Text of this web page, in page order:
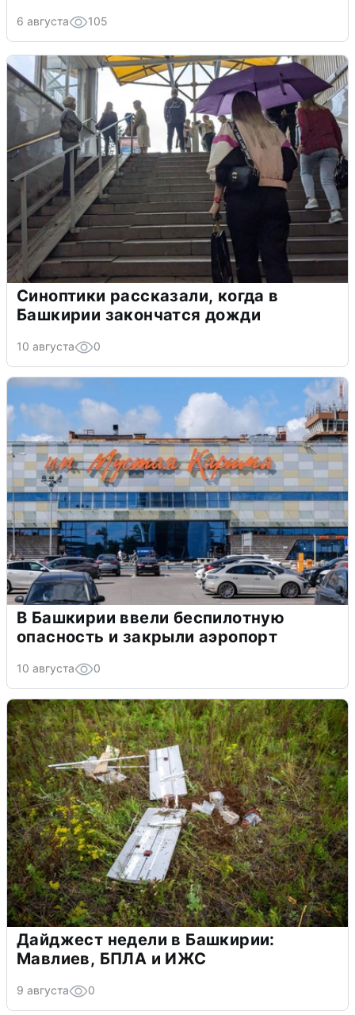
6 августа 105
Синоптики рассказали, когда в
Башкирии закончатся дожди
10 августа 0
В Башкирии ввели беспилотную
опасность и закрыли аэропорт
10 августа 0
Дайджест недели в Башкирии:
Мавлиев, БПЛА и ИЖС
9 августа 0